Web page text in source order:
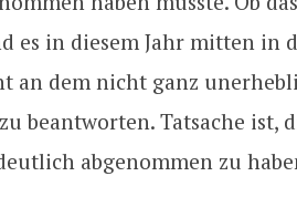
es in diesem Jahr mitten in
an dem nicht ganz
beantworten. Tatsache ist,
abgenommen zu